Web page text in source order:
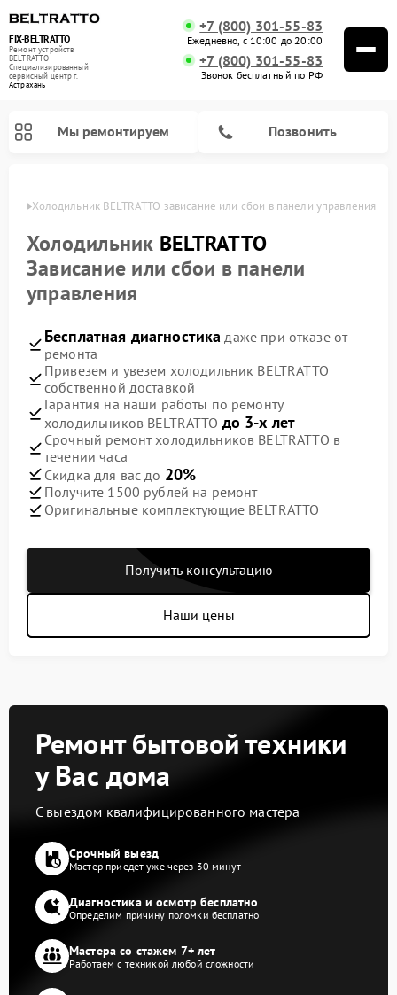
FIX-BELTRATTO
Ремонт устройств
BELTRATTO
Специализированный
cервисный центр г.
Астрахань
+7 (800) 301-55-83
Ежедневно, с 10:00 до 20:00
+7 (800) 301-55-83
Звонок бесплатный по РФ
Мы ремонтируем Позвонить
Холодильник BELTRATTO зависание или сбои в панели управления
Холодильник BELTRATTO
Зависание или сбои в панели
управления
Бесплатная диагностика даже при отказе от
ремонта
Привезем и увезем холодильник BELTRATTO
собственной доставкой
Гарантия на наши работы по ремонту
холодильников BELTRATTO до 3-х лет
Срочный ремонт холодильников BELTRATTO в
течении часа
Скидка для вас до 20%
Получите 1500 рублей на ремонт
Оригинальные комплектующие BELTRATTO
Получить консультацию
Наши цены
Ремонт бытовой техники
у Вас дома
С выездом квалифицированного мастера
Срочный выезд
Мастер приедет уже через 30 минут
Диагностика и осмотр бесплатно
Определим причину поломки бесплатно
Мастера со стажем 7+ лет
Работаем с техникой любой сложности